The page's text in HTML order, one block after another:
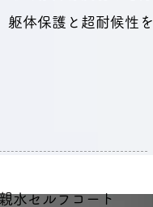
躯体保護と超耐候性を
水セルフコート